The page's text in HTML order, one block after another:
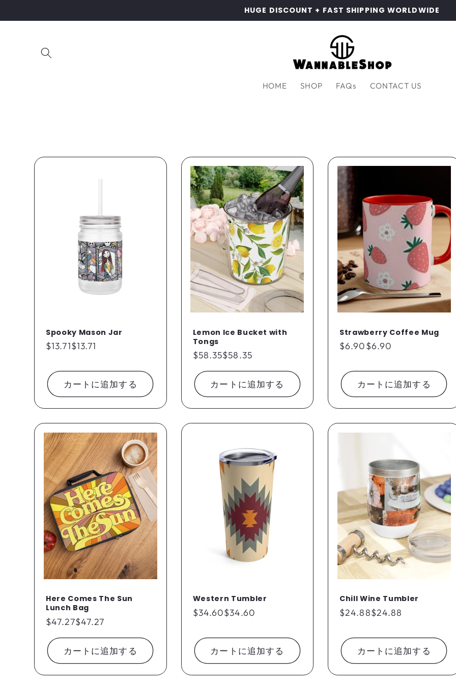
進む
HUGE DISCOUNT + FAST SHIPPING WORLDWIDE
HOME SHOP FAQs CONTACT US
Spooky Mason Jar
通
価
格
$13.71$13.71
カートに追加する
Lemon Ice Bucket with
Tongs
通
価
格
$58.35$58.35
カートに追加する
Strawberry Coffee Mug
通
価
格
$6.90$6.90
カートに追加する
Here Comes The Sun
Lunch Bag
通
価
格
$47.27$47.27
カートに追加する
Western Tumbler
通
価
格
$34.60$34.60
カートに追加する
Chill Wine Tumbler
通
価
格
$24.88$24.88
カートに追加する